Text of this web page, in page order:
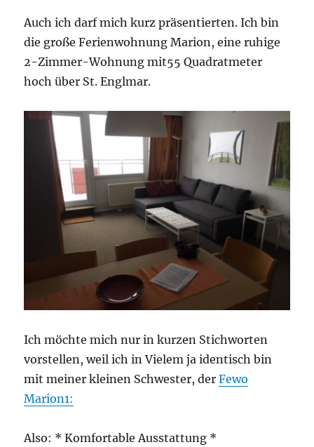
Auch ich darf mich kurz präsentierten. Ich bin
die große Ferienwohnung Marion, eine ruhige
2-Zimmer-Wohnung mit55 Quadratmeter
hoch über St. Englmar.
Ich möchte mich nur in kurzen Stichworten
vorstellen, weil ich in Vielem ja identisch bin
mit meiner kleinen Schwester, derFewo
Marion1:
Also: * Komfortable Ausstattung *